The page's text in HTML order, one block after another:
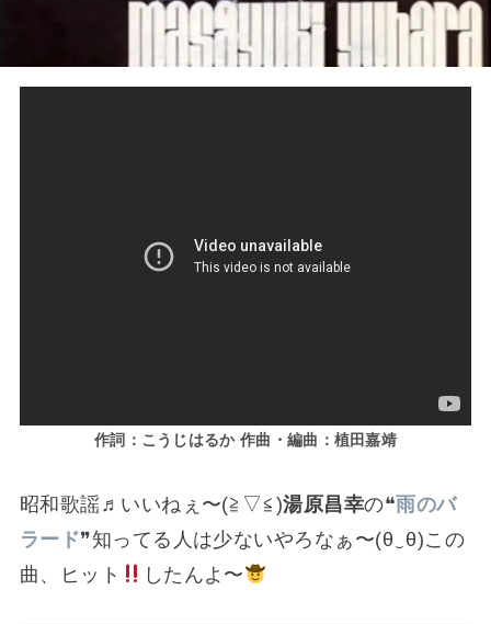
作詞： こうじはるか 作曲・編曲：植田嘉靖
昭和歌謡♬いいねぇ〜(⁠≧⁠▽⁠≦⁠)湯原昌幸の❝雨のバ
ラード❞知ってる人は少ないやろなぁ〜(⁠θ⁠‿⁠θ⁠)この
曲、ヒット
したんよ〜